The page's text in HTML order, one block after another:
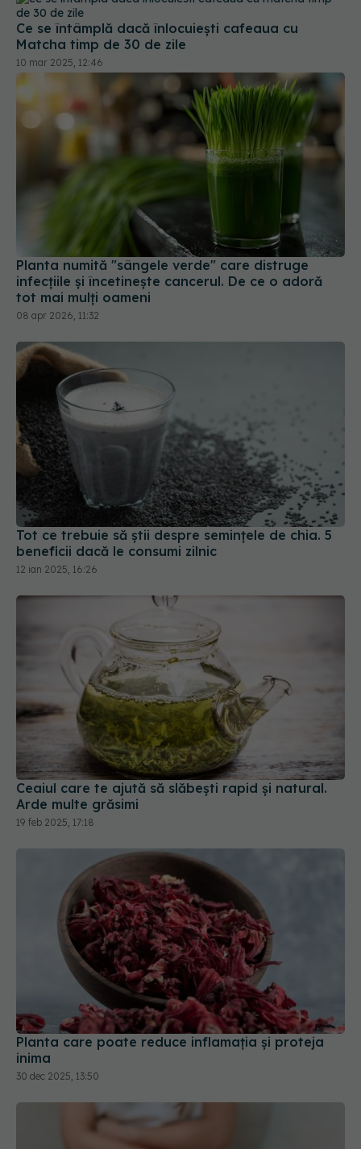
10 mar 2025, 12:46
Planta numită "sângele verde" care distruge
infecțiile și încetinește cancerul. De ce o adoră
tot mai mulți oameni
08 apr 2026, 11:32
Tot ce trebuie să știi despre semințele de chia. 5
beneficii dacă le consumi zilnic
12 ian 2025, 16:26
Ceaiul care te ajută să slăbești rapid și natural.
Arde multe grăsimi
Planta care poate reduce inflamația și proteja
30 dec 2025, 13:50